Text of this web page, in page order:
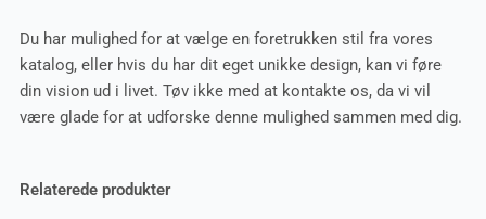
Du har mulighed for at vælge en foretrukken stil fra vores
katalog, eller hvis du har dit eget unikke design, kan vi føre
din vision ud i livet. Tøv ikke med at kontakte os, da vi vil
være glade for at udforske denne mulighed sammen med dig.
Relaterede produkter